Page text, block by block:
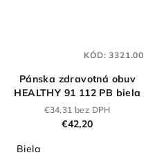
Pánska zdravotná obuv
HEALTHY 91 112 PB biela
€34,31 bez DPH
€42,20
Biela
KÓD:3321.00